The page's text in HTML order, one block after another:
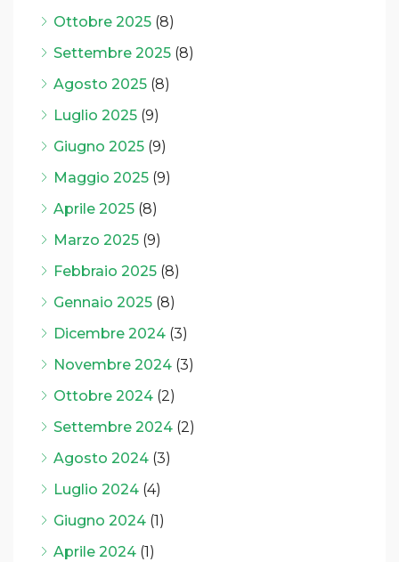
Ottobre 2025 (8)
Settembre 2025 (8)
Agosto 2025 (8)
Luglio 2025 (9)
Giugno 2025 (9)
Maggio 2025 (9)
Aprile 2025 (8)
Marzo 2025 (9)
Febbraio 2025 (8)
Gennaio 2025 (8)
Dicembre 2024 (3)
Novembre 2024 (3)
Ottobre 2024 (2)
Settembre 2024 (2)
Agosto 2024 (3)
Luglio 2024 (4)
Giugno 2024 (1)
Aprile 2024 (1)